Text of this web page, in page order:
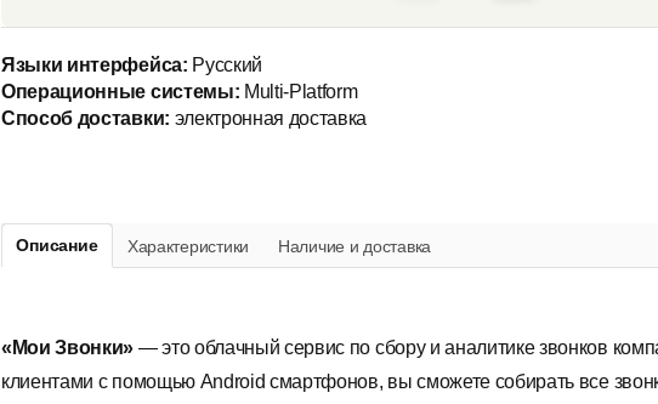
Описание Характеристики Наличие и доставка
«Мои Звонки» — это облачный сервис по сбору и аналитике звонков
клиентами с помощью Android смартфонов, вы сможете собирать все
Языки интерфейса: Русский
Операционные системы: Multi-Platform
Способ доставки: электронная доставка